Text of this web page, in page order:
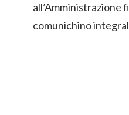
all’Amministrazione
comunichino